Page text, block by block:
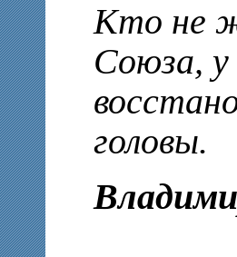
Кто не
Союза, у
в
головы.